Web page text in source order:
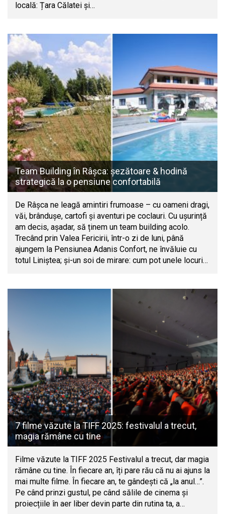
locală: Țara Călatei și…
Team Building în Râșca: șezătoare & hodină
strategică la o pensiune confortabilă
De Râșca ne leagă amintiri frumoase – cu oameni dragi,
văi, brândușe, cartofi și aventuri pe coclauri. Cu ușurință
am decis, așadar, să ținem un team building acolo.
Trecând prin Valea Fericirii, într-o zi de luni, până
ajungem la Pensiunea Adanis Confort, ne învăluie cu
totul Liniștea; și-un soi de mirare: cum pot unele locuri…
7 filme văzute la TIFF 2025: festivalul a trecut,
magia rămâne cu tine
Filme văzute la TIFF 2025 Festivalul a trecut, dar magia
rămâne cu tine. În fiecare an, îți pare rău că nu ai ajuns la
mai multe filme. În fiecare an, te gândești că „la anul…”.
Pe când prinzi gustul, pe când sălile de cinema și
proiecțiile în aer liber devin parte din rutina ta, a…